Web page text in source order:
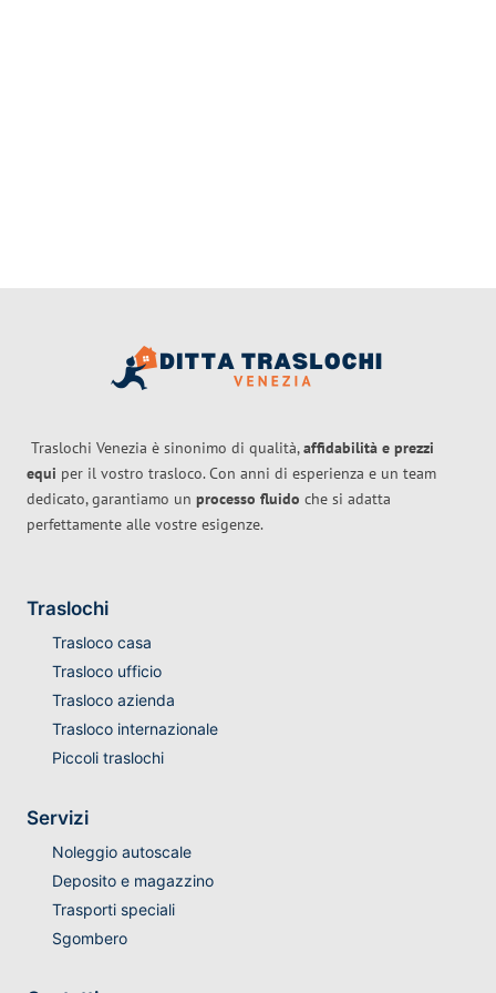
Traslochi Venezia è sinonimo di qualità,affidabilità e prezzi
equi per il vostro trasloco. Con anni di esperienza e un team
dedicato, garantiamo un processo fluido che si adatta
perfettamente alle vostre esigenze.
Traslochi
Trasloco casa
Trasloco ufficio
Trasloco azienda
Trasloco internazionale
Piccoli traslochi
Servizi
Noleggio autoscale
Deposito e magazzino
Trasporti speciali
Sgombero